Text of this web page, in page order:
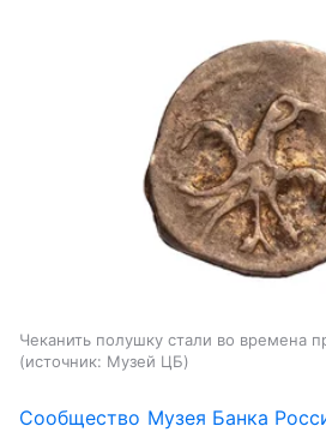
Чеканить полушку стали во времена
источник: Музей ЦБ
Сообщество Музея Банка